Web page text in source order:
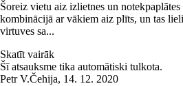
Šoreiz vietu aiz izlietnes un
kombinācijā ar vākiem aiz plīts, un tas
virtuves sa...
Skatīt vairāk
Šī atsauksme tika automātiski tulkota.
Petr V.Čehija, 14. 12. 2020